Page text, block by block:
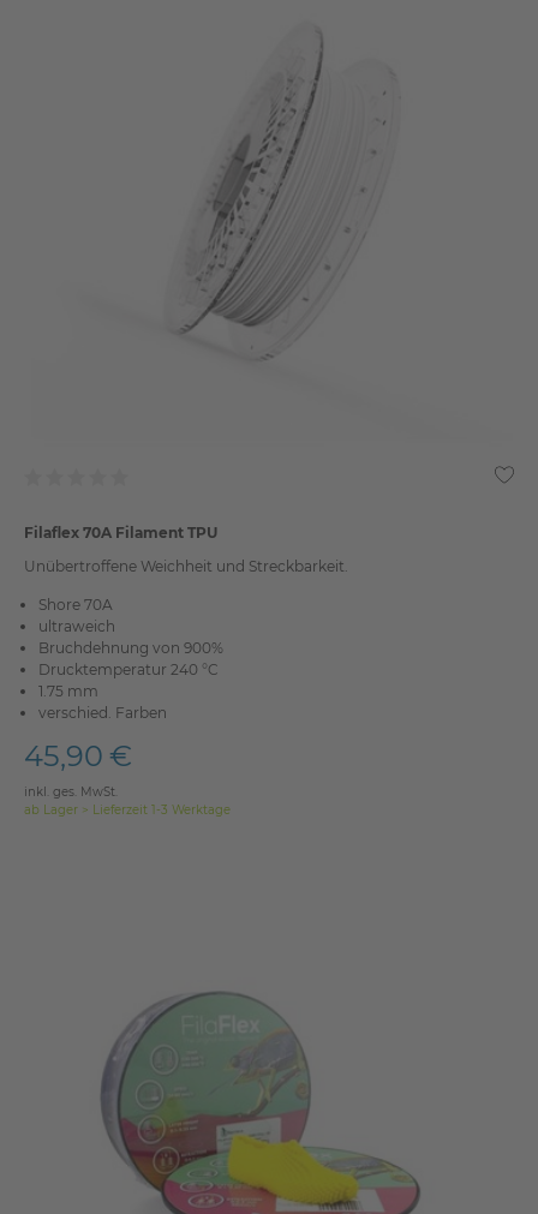
Filaflex 70A Filament TPU
Unübertroffene Weichheit und Streckbarkeit.
Shore 70A
ultraweich
Bruchdehnung von 900%
Drucktemperatur 240 °C
1.75 mm
verschied. Farben
45,90 €
inkl. ges. MwSt.
ab Lager > Lieferzeit 1-3 Werktage